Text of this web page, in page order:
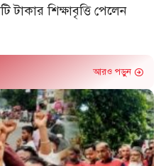
টাকার শিক্ষাবৃত্তি পেলেন
আরও পড়ুন